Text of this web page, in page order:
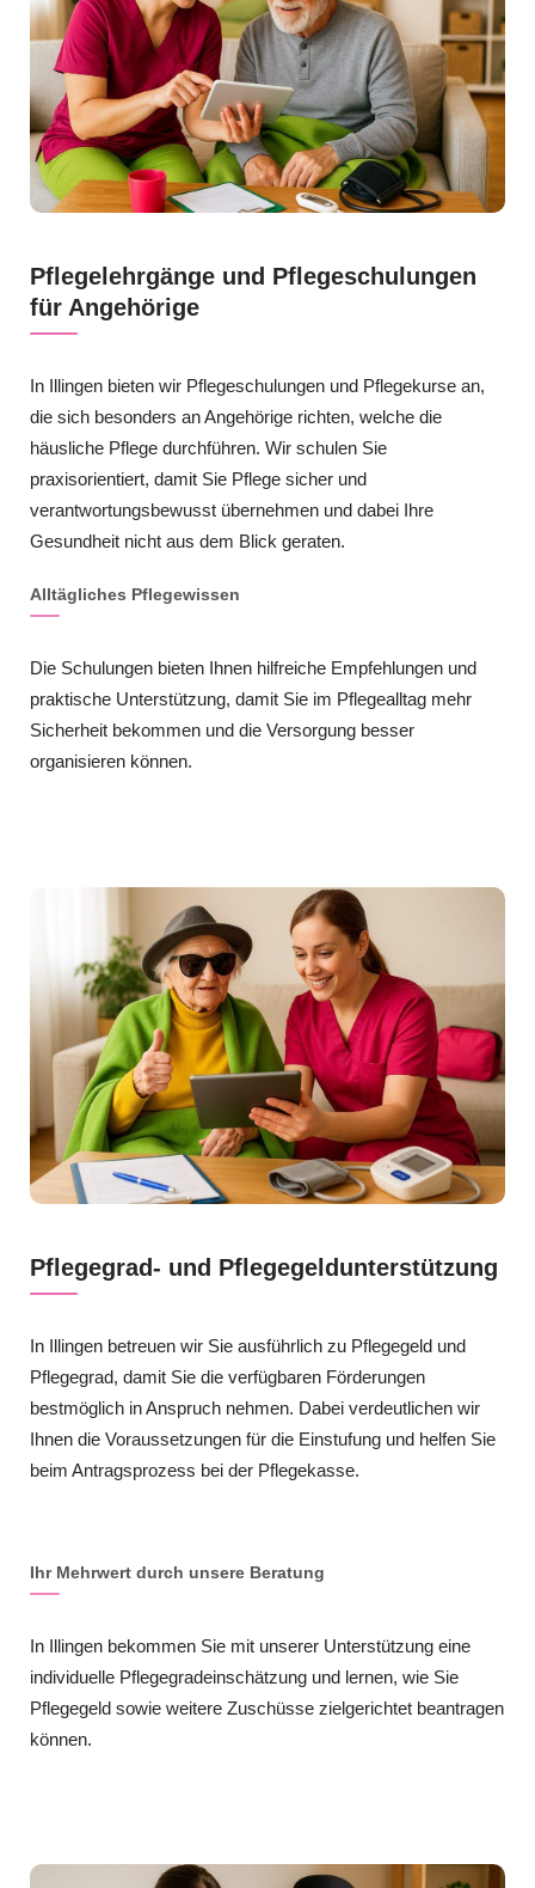
Pflegelehrgänge und Pflegeschulungen
für Angehörige
In Illingen bieten wir Pflegeschulungen und Pflegekurse an,
die sich besonders an Angehörige richten, welche die
häusliche Pflege durchführen. Wir schulen Sie
praxisorientiert, damit Sie Pflege sicher und
verantwortungsbewusst übernehmen und dabei Ihre
Gesundheit nicht aus dem Blick geraten.
Alltägliches Pflegewissen
Die Schulungen bieten Ihnen hilfreiche Empfehlungen und
praktische Unterstützung, damit Sie im Pflegealltag mehr
Sicherheit bekommen und die Versorgung besser
organisieren können.
Pflegegrad- und Pflegegeldunterstützung
In Illingen betreuen wir Sie ausführlich zu Pflegegeld und
Pflegegrad, damit Sie die verfügbaren Förderungen
bestmöglich in Anspruch nehmen. Dabei verdeutlichen wir
Ihnen die Voraussetzungen für die Einstufung und helfen Sie
beim Antragsprozess bei der Pflegekasse.
Ihr Mehrwert durch unsere Beratung
In Illingen bekommen Sie mit unserer Unterstützung eine
individuelle Pflegegradeinschätzung und lernen, wie Sie
Pflegegeld sowie weitere Zuschüsse zielgerichtet beantragen
können.